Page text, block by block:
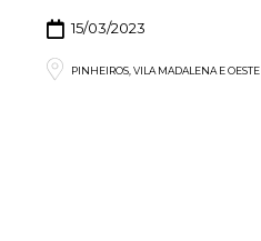
15/03/2023
PINHEIROS, VILA MADALENA E OESTE